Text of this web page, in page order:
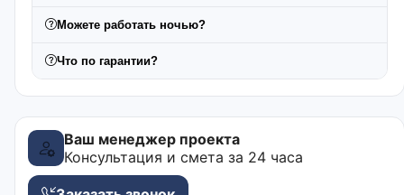
Можете работать ночью?
Что по гарантии?
Ваш менеджер проекта
Консультация и смета за 24 часа